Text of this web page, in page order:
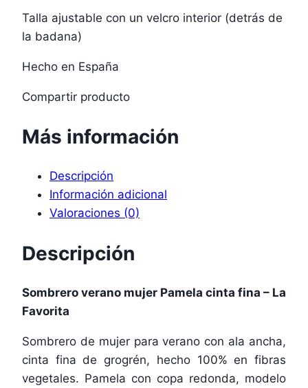
Talla ajustable con un velcro interior (detrás de
la badana)
Hecho en España
Compartir producto
Más información
Descripción
Información adicional
Valoraciones (0)
Descripción
Sombrero verano mujer Pamela cinta fina – La
Favorita
Sombrero de mujer para verano con ala ancha,
cinta fina de grogrén, hecho 100% en fibras
vegetales. Pamela con copa redonda, modelo